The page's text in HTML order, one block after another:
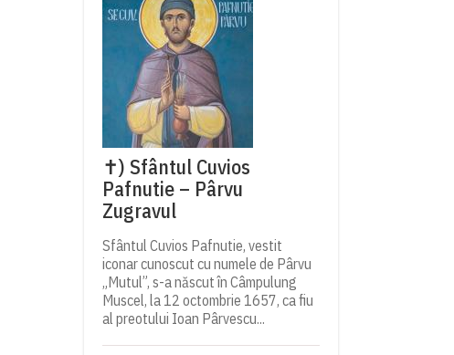
✝) Sfântul Cuvios
Pafnutie – Pârvu
Zugravul
Sfântul Cuvios Pafnutie, vestit
iconar cunoscut cu numele de Pârvu
„Mutul”, s-a născut în Câmpulung
Muscel, la 12 octombrie 1657, ca fiu
al preotului Ioan Pârvescu...